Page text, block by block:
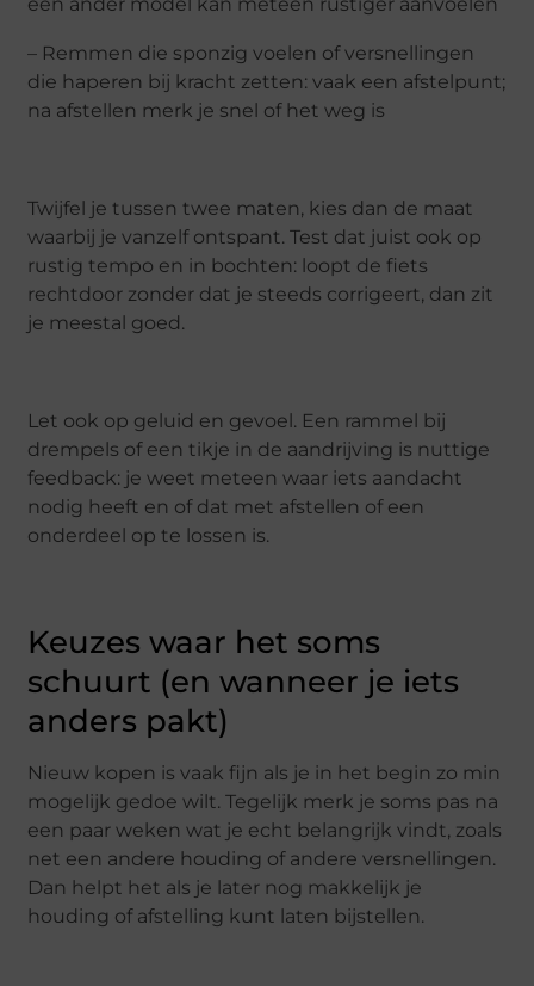
een ander model kan meteen rustiger aanvoelen
– Remmen die sponzig voelen of versnellingen
die haperen bij kracht zetten: vaak een afstelpunt;
na afstellen merk je snel of het weg is
Twijfel je tussen twee maten, kies dan de maat
waarbij je vanzelf ontspant. Test dat juist ook op
rustig tempo en in bochten: loopt de fiets
rechtdoor zonder dat je steeds corrigeert, dan zit
je meestal goed.
Let ook op geluid en gevoel. Een rammel bij
drempels of een tikje in de aandrijving is nuttige
feedback: je weet meteen waar iets aandacht
nodig heeft en of dat met afstellen of een
onderdeel op te lossen is.
Keuzes waar het soms
schuurt (en wanneer je iets
anders pakt)
Nieuw kopen is vaak fijn als je in het begin zo min
mogelijk gedoe wilt. Tegelijk merk je soms pas na
een paar weken wat je echt belangrijk vindt, zoals
net een andere houding of andere versnellingen.
Dan helpt het als je later nog makkelijk je
houding of afstelling kunt laten bijstellen.